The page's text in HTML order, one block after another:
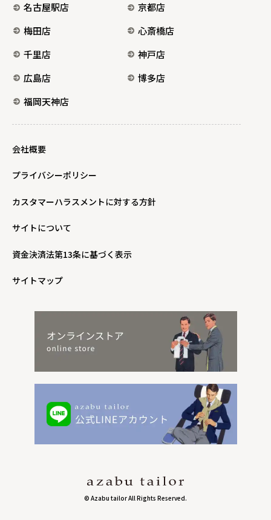
名古屋駅店
京都店
梅田店
心斎橋店
千里店
神戸店
広島店
博多店
福岡天神店
会社概要
プライバシーポリシー
カスタマーハラスメントに対する方針
サイトについて
資金決済法第13条に基づく表示
サイトマップ
© Azabu tailor All Rights Reserved.